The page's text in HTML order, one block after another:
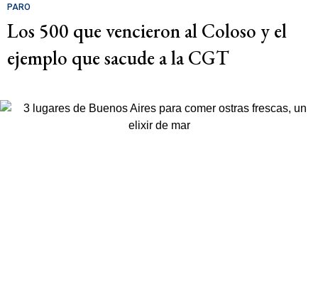
PARO
Los 500 que vencieron al Coloso y el
ejemplo que sacude a la CGT